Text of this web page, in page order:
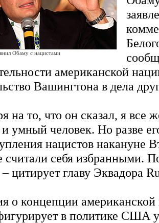
Обаму с нацистами
американской
Вашингтона в дела
на то, что он сказал, я все
умный человек. Но разве
нацистов накануне
себя избранными.
цитирует главу Эквадора
о концепции
в политике США